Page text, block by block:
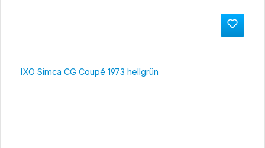
IXO Simca CG Coupé 1973 hellgrün